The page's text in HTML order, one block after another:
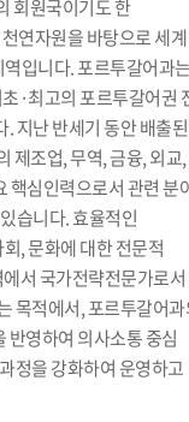
회원국이기도 한
연자원을 바탕으로 세계
입니다. 포르투갈어과
·최고의 포르투갈어권
지난 반세기 동안 배출
제조업, 무역, 금융, 외교,
핵심인력으로서 관련 분
습니다. 효율적인
, 문화에 대한 전문적
서 국가전략전문가로서
목적에서, 포르투갈어
반영하여 의사소통 중심
정을 강화하여 운영하고